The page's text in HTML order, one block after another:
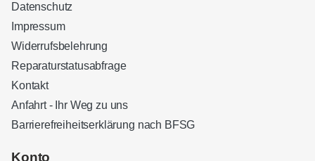
Datenschutz
Impressum
Widerrufsbelehrung
Reparaturstatusabfrage
Kontakt
Anfahrt - Ihr Weg zu uns
Barrierefreiheitserklärung nach BFSG
Konto
Kundenbewertungen und Erfahrungen zu